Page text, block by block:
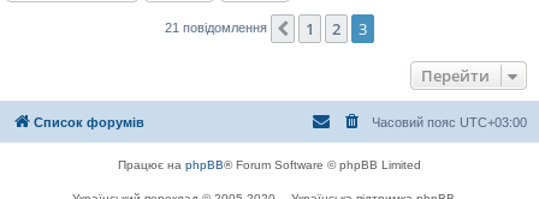
21 повідомлення Поперед.
1 2 3
Перейти
Список форумів Часовий пояс UTC+03:00
Працює на phpBB® Forum Software © phpBB Limited